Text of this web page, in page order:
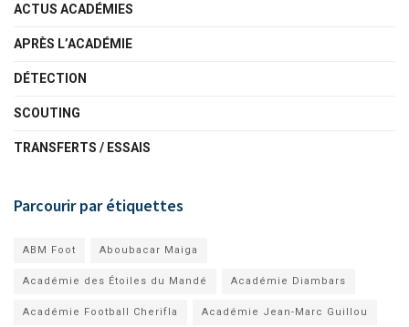
ACTUS ACADÉMIES
APRÈS L’ACADÉMIE
DÉTECTION
SCOUTING
TRANSFERTS / ESSAIS
Parcourir par étiquettes
ABM Foot Aboubacar Maiga
Académie des Étoiles du Mandé Académie Diambars
Académie Football Cherifla Académie Jean-Marc Guillou